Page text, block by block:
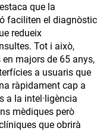
que la
faciliten el diagnòstic
redueix
Tot i això,
majors de 65 anys,
a usuaris que
ràpidament cap a
a la intel·ligència
mèdiques però
que obrirà